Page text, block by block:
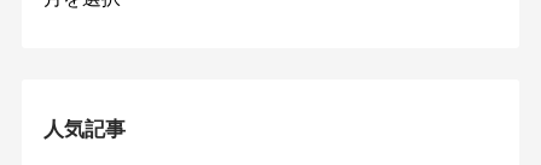
イ
人気記事